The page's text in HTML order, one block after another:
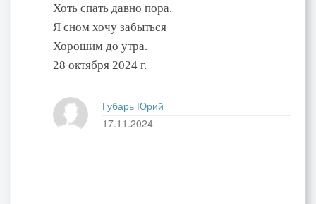
Хоть спать давно пора.
Я сном хочу забыться
Хорошим до утра.
28 октября 2024 г.
Губарь Юрий
17.11.2024